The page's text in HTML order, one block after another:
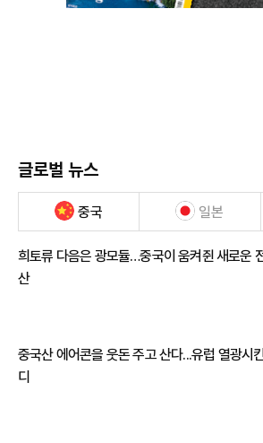
글로벌 뉴스
중국 일본
희토류 다음은 광모듈…중국이 움켜쥔 새로운
산
중국산 에어콘을 웃돈 주고 산다...유럽 열광시
디